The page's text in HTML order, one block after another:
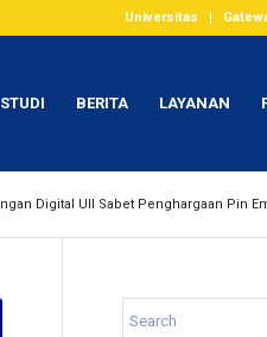
Universitas
BERITA LAYANAN
Digital UII Sabet Penghargaan Pin